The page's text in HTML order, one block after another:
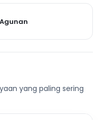
yang paling sering